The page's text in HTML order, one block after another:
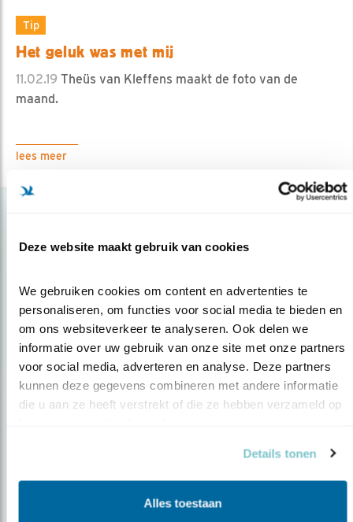
Deze website maakt gebruik van cookies
We gebruiken cookies om content en advertenties te
personaliseren, om functies voor social media te bieden en
om ons websiteverkeer te analyseren. Ook delen we
informatie over uw gebruik van onze site met onze partners
voor social media, adverteren en analyse. Deze partners
kunnen deze gegevens combineren met andere informatie
die u aan ze heeft verstrekt of die ze hebben verzameld op
Details tonen
Alles toestaan
Tip
Het geluk was met mij
11.02.19 Theüs van Kleffens maakt de foto van de
maand.
lees meer
Op de hoogte blijven?
Meld je aan en ontvang nieuws, inspiratie, acties en tips
over vogels en activiteiten van Vogelbescherming.